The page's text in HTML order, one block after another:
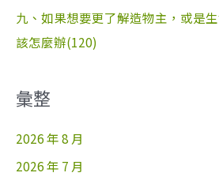
九、如果想要更了解造物主，或是
該怎麼辦(120)
彙整
2026 年 8 月
2026 年 7 月